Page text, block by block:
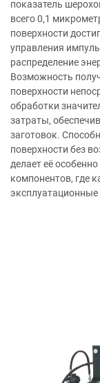
показатель
всего 0,1
поверхности
управления
распределение
Возможность
поверхности
обработки
затраты,
заготовок.
поверхности без
делает её
компонентов, где
эксплуатационные